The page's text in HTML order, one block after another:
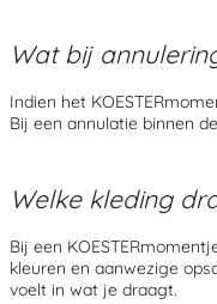
Wat bij
Indien het
Bij een annulatie binnen
Welke kleding
Bij een
kleuren en aanwezige
voelt in wat je draagt.